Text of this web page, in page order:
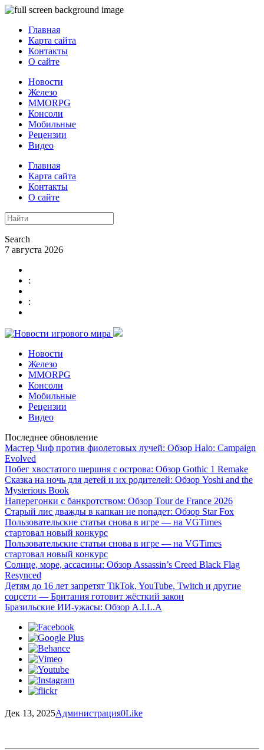
Главная
Карта сайта
Контакты
О сайте
Новости
Железо
MMORPG
Консоли
Мобильные
Рецензии
Видео
Главная
Карта сайта
Контакты
О сайте
Search
7 августа 2026
:
:
Новости
Железо
MMORPG
Консоли
Мобильные
Рецензии
Видео
Последнее обновление
Мастер Чиф против фиолетовых лучей: Обзор Halo: Campaign
Evolved
Побег хвостатого шершня с острова: Обзор Gothic 1 Remake
Сказка на ночь для детей и их родителей: Обзор Yoshi and the
Mysterious Book
Наперегонки с банкротством: Обзор Tour de France 2026
Старый лис дважды в капкан не попадет: Обзор Star Fox
Пользовательские статьи снова в игре — на VGTimes
стартовал новый конкурс
Пользовательские статьи снова в игре — на VGTimes
стартовал новый конкурс
Солнце, море, ассасины: Обзор Assassin’s Creed Black Flag
Resynced
Детям до 16 лет запретят TikTok, YouTube, Twitch и другие
соцсети — Британия готовит жёсткий закон
Бразильские ИИ-ужасы: Обзор A.I.L.A
Дек 13, 2025Администрация0Like